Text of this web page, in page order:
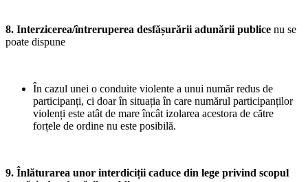
8. Interzicerea/întreruperea desfășurării adunării publice nu se
poate dispune
În cazul unei o conduite violente a unui număr redus de
participanți, ci doar în situația în care numărul participanților
violenți este atât de mare încât izolarea acestora de către
forțele de ordine nu este posibilă.
9. Înlăturarea unor interdiciții caduce din lege privind scopul